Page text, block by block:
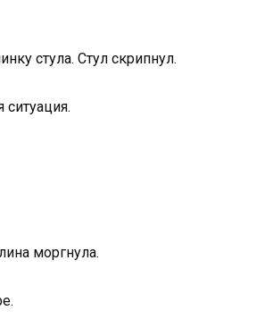
стула. Стул скрипнул.
ситуация.
моргнула.